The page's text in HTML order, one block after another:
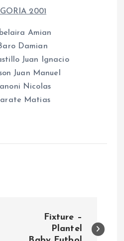
2001
Amian
Damian
Juan Ignacio
Juan Manuel
Nicolas
Matias
Fixture –
Plantel